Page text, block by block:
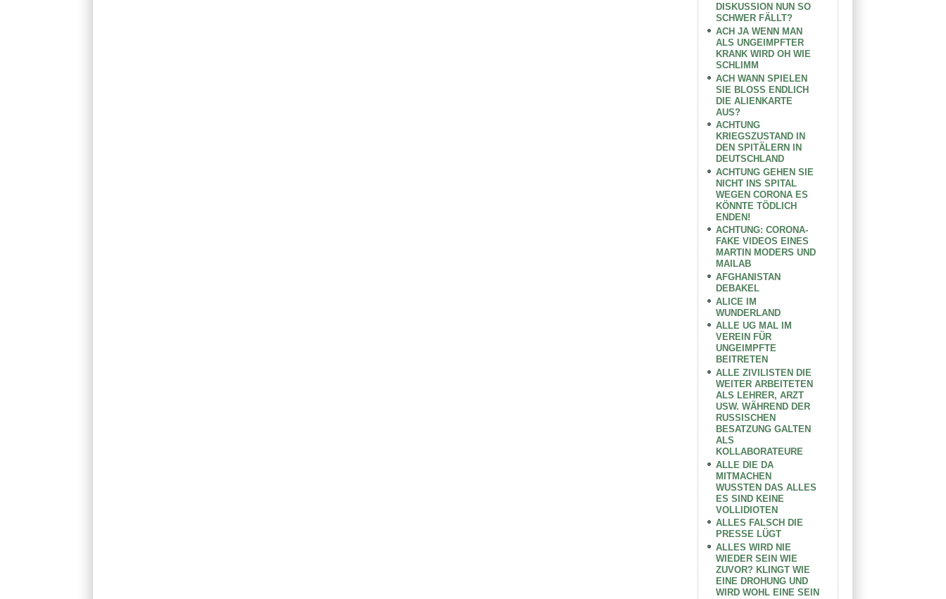
DISKUSSION NUN SO
SCHWER FÄLLT?
ACH JA WENN MAN
ALS UNGEIMPFTER
KRANK WIRD OH WIE
SCHLIMM
ACH WANN SPIELEN
SIE BLOSS ENDLICH
DIE ALIENKARTE
AUS?
ACHTUNG
KRIEGSZUSTAND IN
DEN SPITÄLERN IN
DEUTSCHLAND
ACHTUNG GEHEN SIE
NICHT INS SPITAL
WEGEN CORONA ES
KÖNNTE TÖDLICH
ENDEN!
ACHTUNG: CORONA-
FAKE VIDEOS EINES
MARTIN MODERS UND
MAILAB
AFGHANISTAN
DEBAKEL
ALICE IM
WUNDERLAND
ALLE UG MAL IM
VEREIN FÜR
UNGEIMPFTE
BEITRETEN
ALLE ZIVILISTEN DIE
WEITER ARBEITETEN
ALS LEHRER, ARZT
USW. WÄHREND DER
RUSSISCHEN
BESATZUNG GALTEN
ALS
KOLLABORATEURE
ALLE DIE DA
MITMACHEN
WUSSTEN DAS ALLES
ES SIND KEINE
VOLLIDIOTEN
ALLES FALSCH DIE
PRESSE LÜGT
ALLES WIRD NIE
WIEDER SEIN WIE
ZUVOR? KLINGT WIE
EINE DROHUNG UND
WIRD WOHL EINE SEIN